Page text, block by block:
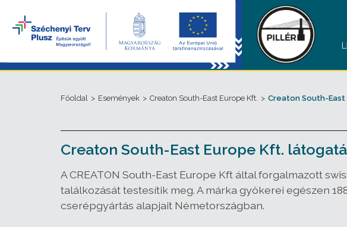
Főoldal > Események > Creaton South-East Europe Kft. > Creaton South-East
Creaton South-East Europe Kft.
A CREATON South-East Europe Kft által forgalmazott
találkozását testesítik meg. A márka gyökerei egészen
cserépgyártás alapjait Németországban.